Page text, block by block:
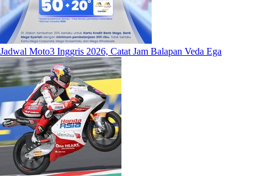
Jadwal Moto3 Inggris 2026, Catat Jam Balapan Veda Ega